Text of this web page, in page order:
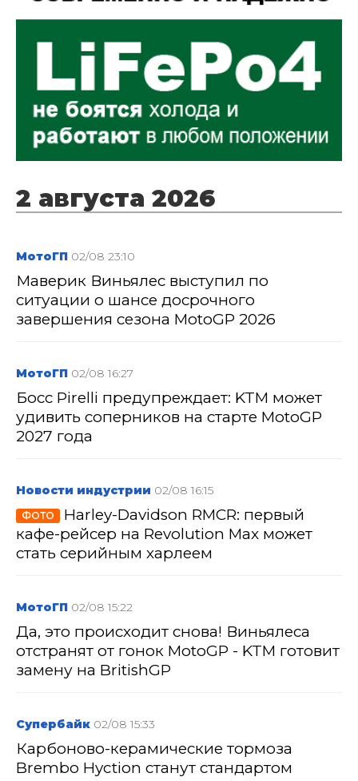
2 августа 2026
МотоГП 02/08 23:10
Маверик Виньялес выступил по
ситуации о шансе досрочного
завершения сезона MotoGP 2026
МотоГП 02/08 16:27
Босс Pirelli предупреждает: KTM может
удивить соперников на старте MotoGP
2027 года
Новости индустрии 02/08 16:15
ФОТО
Harley-Davidson RMCR: первый
кафе-рейсер на Revolution Max может
стать серийным харлеем
МотоГП 02/08 15:22
Да, это происходит снова! Виньялеса
отстранят от гонок MotoGP - KTM готовит
замену на BritishGP
Супербайк 02/08 15:33
Карбоново-керамические тормоза
Brembo Hyction станут стандартом